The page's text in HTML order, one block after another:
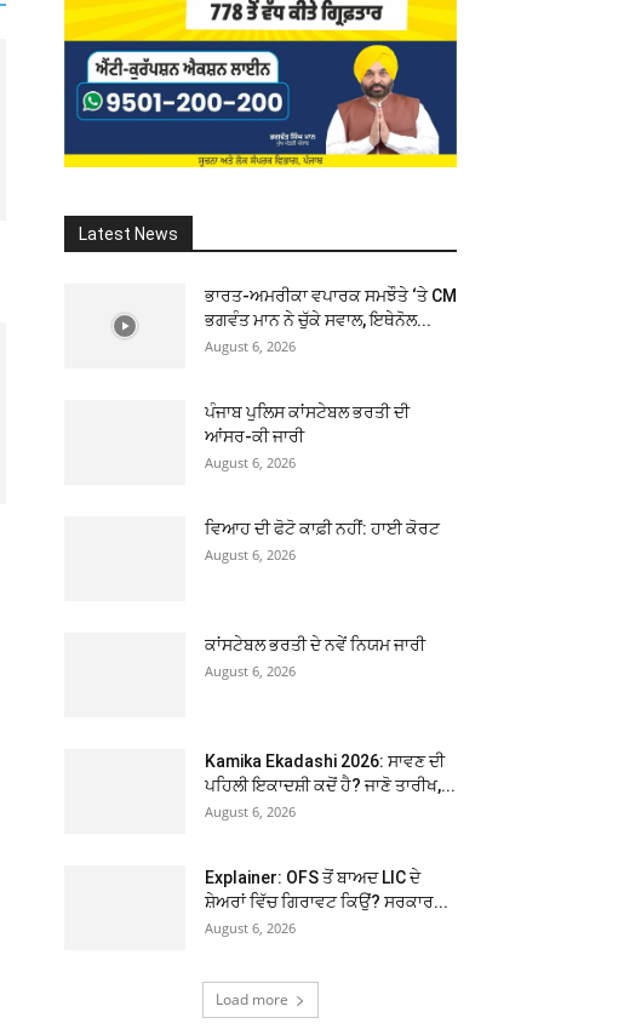
Latest News
ਭਾਰਤ-ਅਮਰੀਕਾ ਵਪਾਰਕ ਸਮਝੌਤੇ ‘ਤੇ CM
ਭਗਵੰਤ ਮਾਨ ਨੇ ਚੁੱਕੇ ਸਵਾਲ, ਇਥੇਨੋਲ...
August 6, 2026
ਪੰਜਾਬ ਪੁਲਿਸ ਕਾਂਸਟੇਬਲ ਭਰਤੀ ਦੀ
ਆਂਸਰ-ਕੀ ਜਾਰੀ
August 6, 2026
ਵਿਆਹ ਦੀ ਫੋਟੋ ਕਾਫ਼ੀ ਨਹੀਂ: ਹਾਈ ਕੋਰਟ
August 6, 2026
ਕਾਂਸਟੇਬਲ ਭਰਤੀ ਦੇ ਨਵੇਂ ਨਿਯਮ ਜਾਰੀ
August 6, 2026
Kamika Ekadashi 2026: ਸਾਵਣ ਦੀ
ਪਹਿਲੀ ਇਕਾਦਸ਼ੀ ਕਦੋਂ ਹੈ? ਜਾਣੋ ਤਾਰੀਖ,...
August 6, 2026
Explainer: OFS ਤੋਂ ਬਾਅਦ LIC ਦੇ
ਸ਼ੇਅਰਾਂ ਵਿੱਚ ਗਿਰਾਵਟ ਕਿਉਂ? ਸਰਕਾਰ...
August 6, 2026
Load more